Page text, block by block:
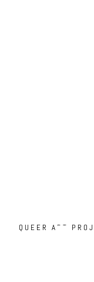
Q U E E R A R T P R O